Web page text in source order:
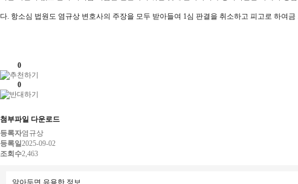
다. 항소심 법원도 염규상 변호사의 주장을 모두 받아들여 1심 판결을 취소하고 피고로 하여
0
0
첨부파일 다운로드
등록자염규상
등록일2025-09-02
조회수2,463
알아두면 유용한 정보